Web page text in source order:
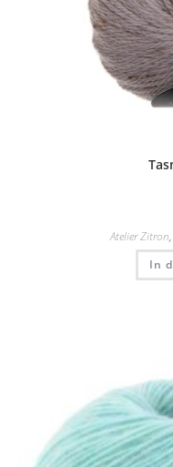
Atelier Zitron,
In